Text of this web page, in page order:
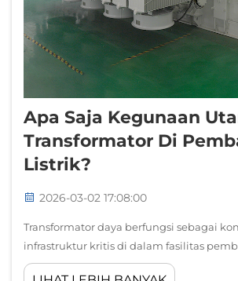
Apa Saja Kegunaan
Transformator Di
Listrik?
2026-03-02 17:08:00
Transformator daya berfungsi sebagai
infrastruktur kritis di dalam fasilitas
modern, memungkinkan konversi dan